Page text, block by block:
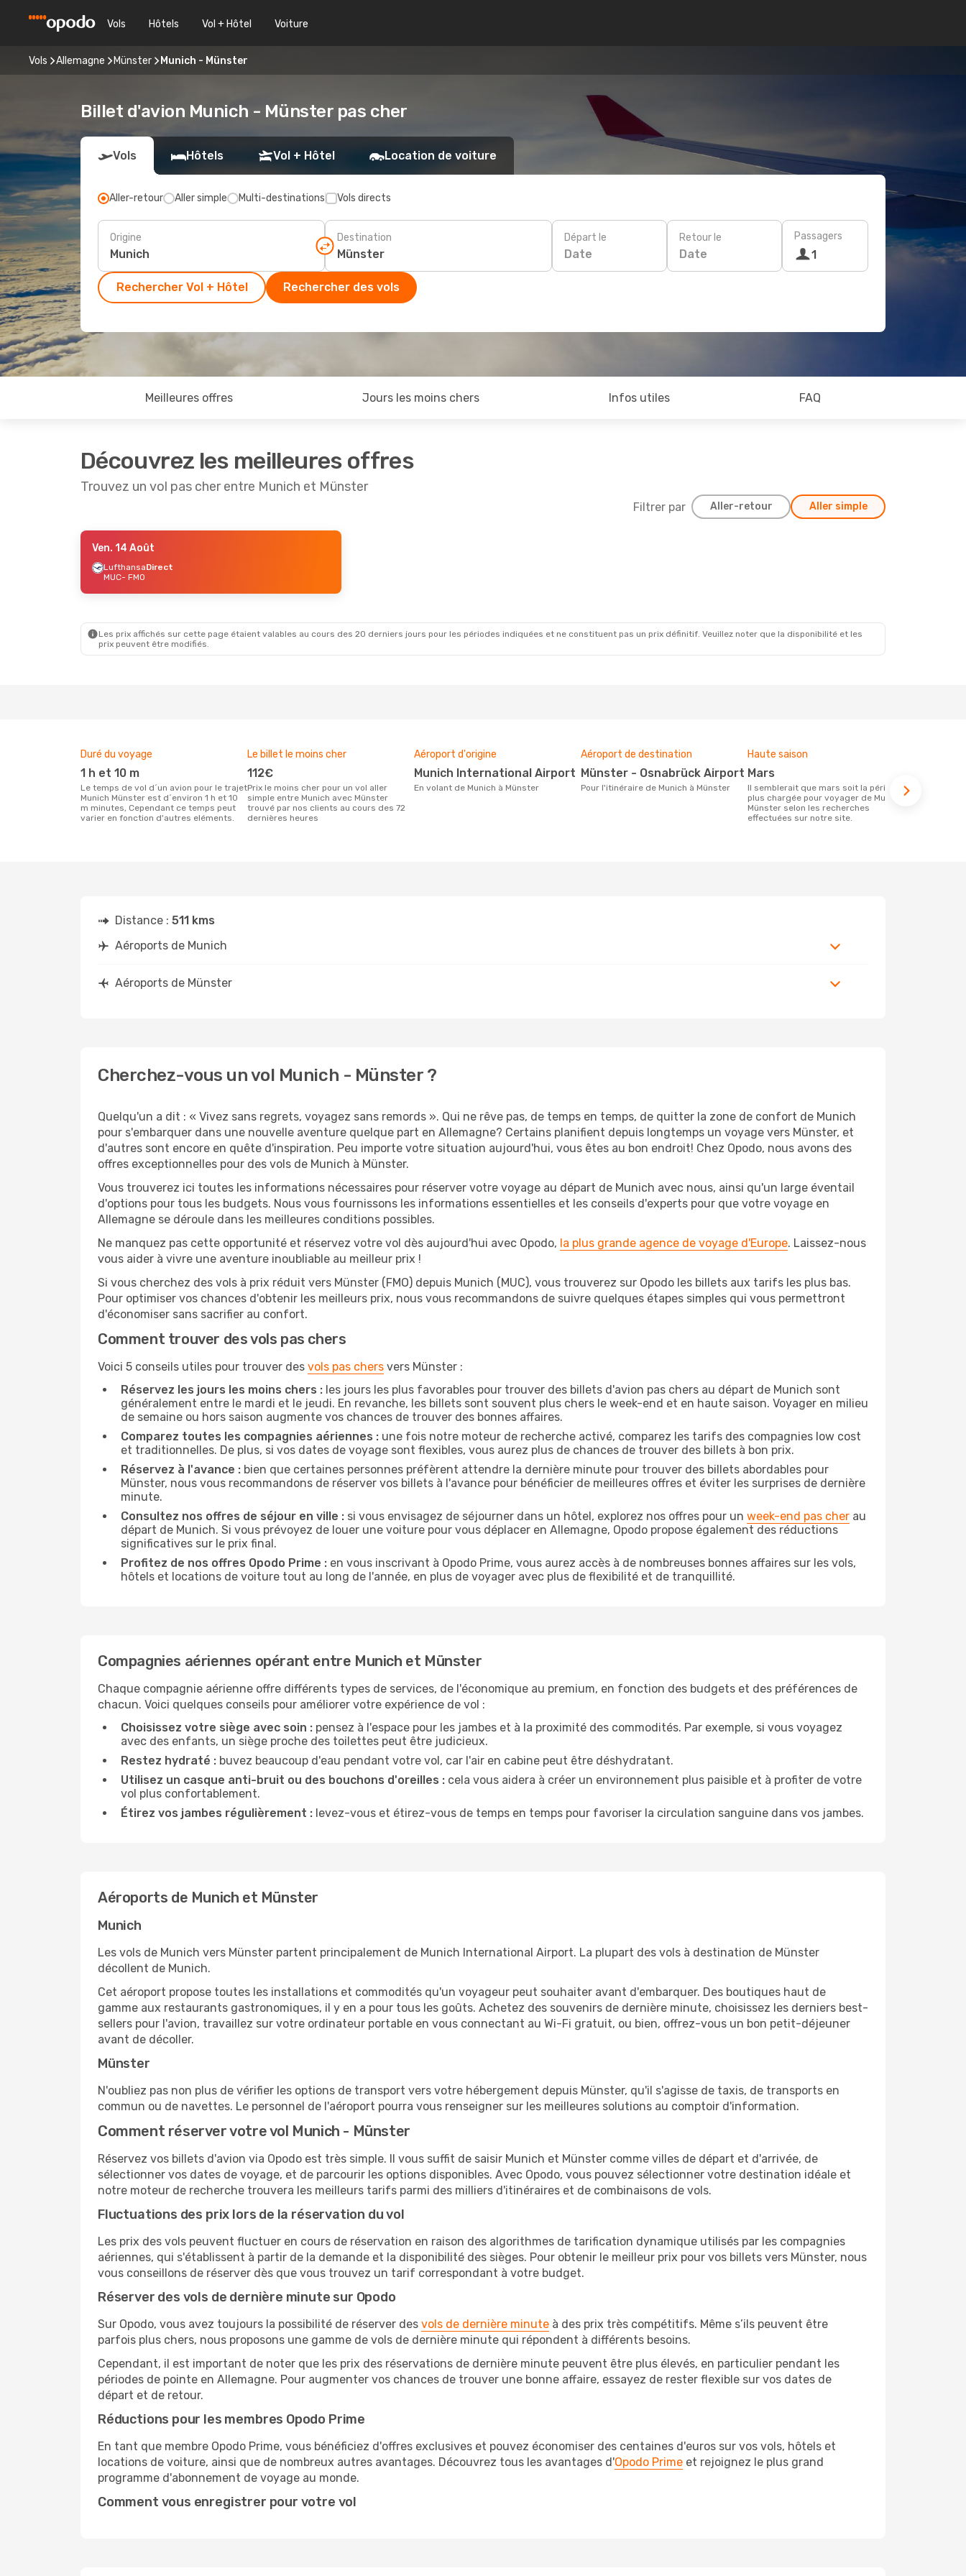
Vols Hôtels Vol + Hôtel Voiture
Vols Allemagne Münster Munich - Münster
Billet d'avion Munich - Münster pas cher
Vols Hôtels Vol + Hôtel Location de voiture
Aller-retour Aller simple Multi-destinations Vols directs
Origine Destination Départ le
Date
Retour le
Date
Passagers
1
Rechercher Vol + Hôtel Rechercher des vols
Meilleures offres Jours les moins chers Infos utiles FAQ
Découvrez les meilleures offres
Trouvez un vol pas cher entre Munich et Münster
Filtrer par Aller-retour Aller simple
- Lun. 17 Août
Ven. 14 Août
LufthansaDirect
MUC- FMO
Les prix affichés sur cette page étaient valables au cours des 20 derniers jours pour les périodes indiquées et ne constituent pas un prix définitif. Veuillez noter que la disponibilité et les
prix peuvent être modifiés.
Duré du voyage
1 h et 10 m
Le temps de vol d´un avion pour le trajet
Munich Münster est d´environ 1 h et 10
m minutes, Cependant ce temps peut
varier en fonction d'autres eléments.
Le billet le moins cher
112€
Prix le moins cher pour un vol aller
simple entre Munich avec Münster
trouvé par nos clients au cours des 72
dernières heures
Aéroport d'origine
Munich International Airport
En volant de Munich à Münster
Aéroport de destination
Münster - Osnabrück Airport
Pour l'itinéraire de Munich à Münster
Haute saison
mars
Il semblerait que mars soit la période la
plus chargée pour voyager de Munich à
Münster selon les recherches
effectuées sur notre site.
Distance : 511 kms
Aéroports de Munich
Aéroports de Münster
Cherchez-vous un vol Munich - Münster ?
Quelqu'un a dit : « Vivez sans regrets, voyagez sans remords ». Qui ne rêve pas, de temps en temps, de quitter la zone de confort de Munich
pour s'embarquer dans une nouvelle aventure quelque part en Allemagne? Certains planifient depuis longtemps un voyage vers Münster, et
d'autres sont encore en quête d'inspiration. Peu importe votre situation aujourd'hui, vous êtes au bon endroit! Chez Opodo, nous avons des
offres exceptionnelles pour des vols de Munich à Münster.
Vous trouverez ici toutes les informations nécessaires pour réserver votre voyage au départ de Munich avec nous, ainsi qu'un large éventail
d'options pour tous les budgets. Nous vous fournissons les informations essentielles et les conseils d'experts pour que votre voyage en
Allemagne se déroule dans les meilleures conditions possibles.
Ne manquez pas cette opportunité et réservez votre vol dès aujourd'hui avec Opodo, la plus grande agence de voyage d'Europe. Laissez-nous
vous aider à vivre une aventure inoubliable au meilleur prix !
Si vous cherchez des vols à prix réduit vers Münster (FMO) depuis Munich (MUC), vous trouverez sur Opodo les billets aux tarifs les plus bas.
Pour optimiser vos chances d'obtenir les meilleurs prix, nous vous recommandons de suivre quelques étapes simples qui vous permettront
d'économiser sans sacrifier au confort.
Comment trouver des vols pas chers
Voici 5 conseils utiles pour trouver des vols pas chers vers Münster :
Réservez les jours les moins chers : les jours les plus favorables pour trouver des billets d'avion pas chers au départ de Munich sont
généralement entre le mardi et le jeudi. En revanche, les billets sont souvent plus chers le week-end et en haute saison. Voyager en milieu
de semaine ou hors saison augmente vos chances de trouver des bonnes affaires.
Comparez toutes les compagnies aériennes : une fois notre moteur de recherche activé, comparez les tarifs des compagnies low cost
et traditionnelles. De plus, si vos dates de voyage sont flexibles, vous aurez plus de chances de trouver des billets à bon prix.
Réservez à l'avance : bien que certaines personnes préfèrent attendre la dernière minute pour trouver des billets abordables pour
Münster, nous vous recommandons de réserver vos billets à l'avance pour bénéficier de meilleures offres et éviter les surprises de dernière
minute.
Consultez nos offres de séjour en ville : si vous envisagez de séjourner dans un hôtel, explorez nos offres pour un week-end pas cher au
départ de Munich. Si vous prévoyez de louer une voiture pour vous déplacer en Allemagne, Opodo propose également des réductions
significatives sur le prix final.
Profitez de nos offres Opodo Prime : en vous inscrivant à Opodo Prime, vous aurez accès à de nombreuses bonnes affaires sur les vols,
hôtels et locations de voiture tout au long de l'année, en plus de voyager avec plus de flexibilité et de tranquillité.
Compagnies aériennes opérant entre Munich et Münster
Chaque compagnie aérienne offre différents types de services, de l'économique au premium, en fonction des budgets et des préférences de
chacun. Voici quelques conseils pour améliorer votre expérience de vol :
Choisissez votre siège avec soin : pensez à l'espace pour les jambes et à la proximité des commodités. Par exemple, si vous voyagez
avec des enfants, un siège proche des toilettes peut être judicieux.
Restez hydraté : buvez beaucoup d'eau pendant votre vol, car l'air en cabine peut être déshydratant.
Utilisez un casque anti-bruit ou des bouchons d'oreilles : cela vous aidera à créer un environnement plus paisible et à profiter de votre
vol plus confortablement.
Étirez vos jambes régulièrement : levez-vous et étirez-vous de temps en temps pour favoriser la circulation sanguine dans vos jambes.
Aéroports de Munich et Münster
Munich
Les vols de Munich vers Münster partent principalement de Munich International Airport. La plupart des vols à destination de Münster
décollent de Munich.
Cet aéroport propose toutes les installations et commodités qu'un voyageur peut souhaiter avant d'embarquer. Des boutiques haut de
gamme aux restaurants gastronomiques, il y en a pour tous les goûts. Achetez des souvenirs de dernière minute, choisissez les derniers best-
sellers pour l'avion, travaillez sur votre ordinateur portable en vous connectant au Wi-Fi gratuit, ou bien, offrez-vous un bon petit-déjeuner
avant de décoller.
Münster
N'oubliez pas non plus de vérifier les options de transport vers votre hébergement depuis Münster, qu'il s'agisse de taxis, de transports en
commun ou de navettes. Le personnel de l'aéroport pourra vous renseigner sur les meilleures solutions au comptoir d'information.
Comment réserver votre vol Munich - Münster
Réservez vos billets d'avion via Opodo est très simple. Il vous suffit de saisir Munich et Münster comme villes de départ et d'arrivée, de
sélectionner vos dates de voyage, et de parcourir les options disponibles. Avec Opodo, vous pouvez sélectionner votre destination idéale et
notre moteur de recherche trouvera les meilleurs tarifs parmi des milliers d'itinéraires et de combinaisons de vols.
Fluctuations des prix lors de la réservation du vol
Les prix des vols peuvent fluctuer en cours de réservation en raison des algorithmes de tarification dynamique utilisés par les compagnies
aériennes, qui s'établissent à partir de la demande et la disponibilité des sièges. Pour obtenir le meilleur prix pour vos billets vers Münster, nous
vous conseillons de réserver dès que vous trouvez un tarif correspondant à votre budget.
Réserver des vols de dernière minute sur Opodo
Sur Opodo, vous avez toujours la possibilité de réserver des vols de dernière minute à des prix très compétitifs. Même s’ils peuvent être
parfois plus chers, nous proposons une gamme de vols de dernière minute qui répondent à différents besoins.
Cependant, il est important de noter que les prix des réservations de dernière minute peuvent être plus élevés, en particulier pendant les
périodes de pointe en Allemagne. Pour augmenter vos chances de trouver une bonne affaire, essayez de rester flexible sur vos dates de
départ et de retour.
Réductions pour les membres Opodo Prime
En tant que membre Opodo Prime, vous bénéficiez d'offres exclusives et pouvez économiser des centaines d'euros sur vos vols, hôtels et
locations de voiture, ainsi que de nombreux autres avantages. Découvrez tous les avantages d'Opodo Prime et rejoignez le plus grand
programme d'abonnement de voyage au monde.
Comment vous enregistrer pour votre vol